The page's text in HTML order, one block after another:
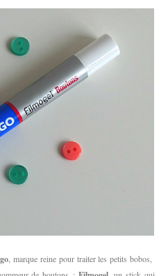
, marque reine pour traiter les petits bobos,